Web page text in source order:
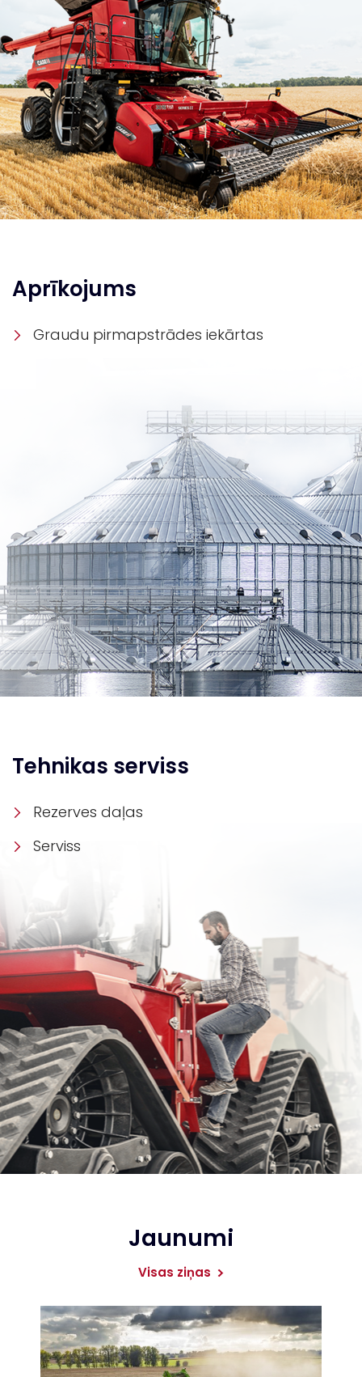
Aprīkojums
Graudu pirmapstrādes iekārtas
Tehnikas serviss
Rezerves daļas
Serviss
Jaunumi
Visas ziņas